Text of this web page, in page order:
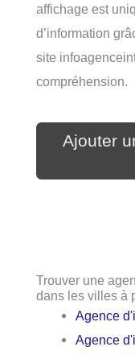
affichage est
d’information
site
compréhension.
Ajouter
Trouver une
dans les villes à
Agence
Agence